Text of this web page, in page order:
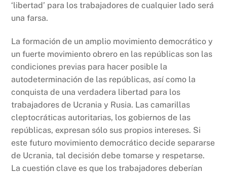
‘libertad’ para los trabajadores de cualquier lado será
una farsa.
La formación de un amplio movimiento democrático y
un fuerte movimiento obrero en las repúblicas son las
condiciones previas para hacer posible la
autodeterminación de las repúblicas, así como la
conquista de una verdadera libertad para los
trabajadores de Ucrania y Rusia. Las camarillas
cleptocráticas autoritarias, los gobiernos de las
repúblicas, expresan sólo sus propios intereses. Si
este futuro movimiento democrático decide separarse
de Ucrania, tal decisión debe tomarse y respetarse.
La cuestión clave es que los trabajadores deberían